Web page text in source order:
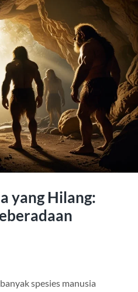
yang Hilang:
spesies manusia